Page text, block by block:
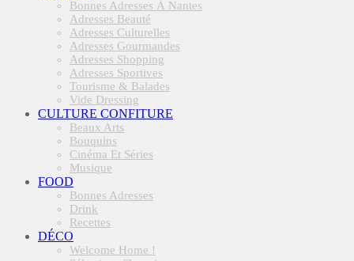
Bonnes Adresses À Nantes
Adresses Beauté
Adresses Culturelles
Adresses Gourmandes
Adresses Shopping
Adresses Sportives
Tourisme & Balades
Vide Dressing
CULTURE CONFITURE
Beaux Arts
Bouquins
Cinéma Et Séries
Musique
FOOD
Bonnes Adresses
Drink
Recettes
DÉCO
Welcome Home !